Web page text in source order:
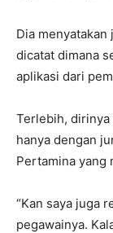
Dia menyatakan
dicatat dimana
aplikasi dari
Terlebih, dirinya
hanya dengan
Pertamina yang
“Kan saya juga
pegawainya.